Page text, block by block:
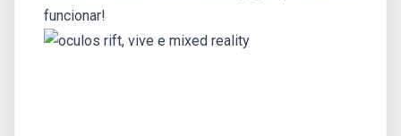
funcionar!